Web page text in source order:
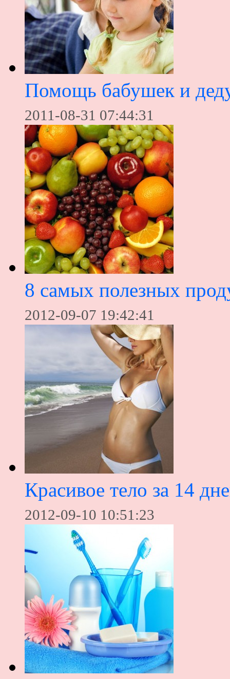
Помощь бабушек и
2011-08-31 07:44:31
8 самых полезных
2012-09-07 19:42:41
Красивое тело за 14
2012-09-10 10:51:23